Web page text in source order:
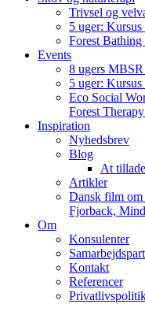
Trivsel og
5 uger:
Forest
Events
8 ugers
5 uger:
Eco Social
Forest
Inspiration
Nyhedsbrev
Blog
At tillade
Artikler
Dansk film
Fjorback,
Om
Konsulenter
Kontakt
Referencer